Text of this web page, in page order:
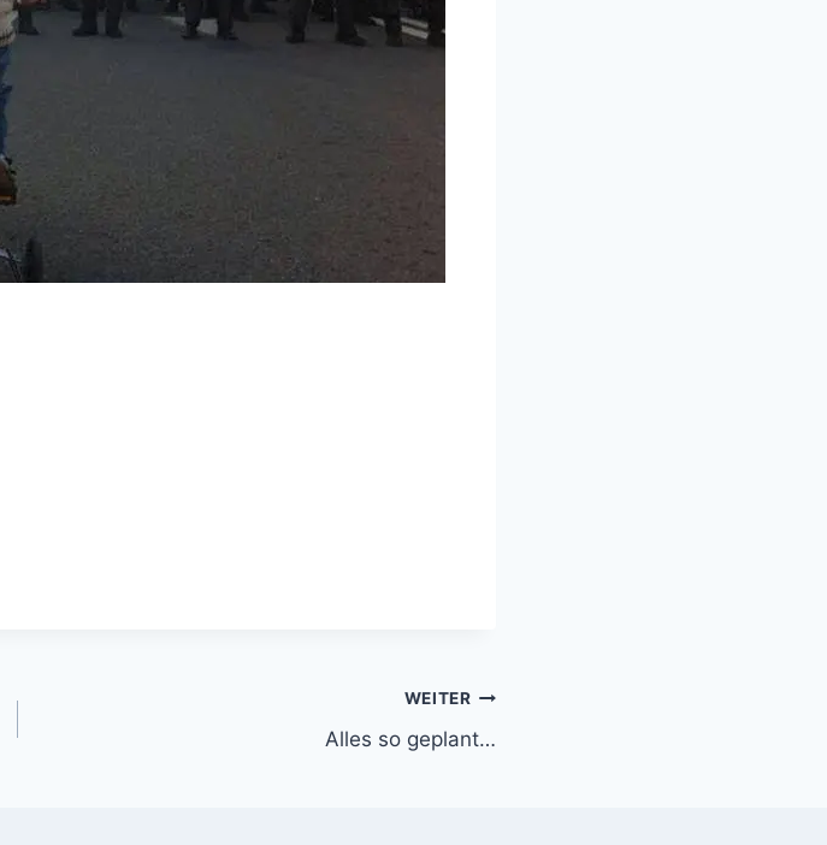
WEITER
Alles so geplant…